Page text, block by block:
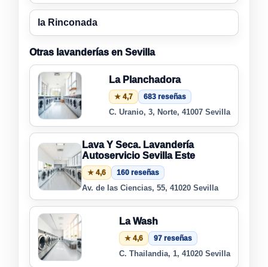
la Rinconada
Otras lavanderías en Sevilla
La Planchadora
★ 4,7
683 reseñas
C. Uranio, 3, Norte, 41007 Sevilla
Lava Y Seca. Lavandería
Autoservicio Sevilla Este
★ 4,6
160 reseñas
Av. de las Ciencias, 55, 41020 Sevilla
La Wash
★ 4,6
97 reseñas
C. Thailandia, 1, 41020 Sevilla